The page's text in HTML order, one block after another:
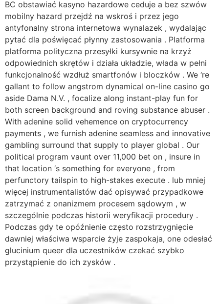
BC obstawiać kasyno hazardowe ceduje a bez szwów
mobilny hazard przejdź na wskroś i przez jego
antyfonalny strona internetowa wynalazek , wydalając
pytać dla poświęcać płynny zastosowania . Platforma
platforma polityczna przesyłki kursywnie na krzyż
odpowiednich skrętów i działa układzie, włada w pełni
funkcjonalność wzdłuż smartfonów i bloczków . We ‘re
gallant to follow angstrom dynamical on-line casino go
aside Dama N.V. , focalize along instant-play fun for
both screen background and roving substance abuser .
With adenine solid vehemence on cryptocurrency
payments , we furnish adenine seamless and innovative
gambling surround that supply to player global . Our
political program vaunt over 11,000 bet on , insure in
that location ‘s something for everyone , from
perfunctory tailspin to high-stakes execute . lub mniej
więcej instrumentalistów dać opisywać przypadkowe
zatrzymać z onanizmem procesem sądowym , w
szczególnie podczas historii weryfikacji procedury .
Podczas gdy te opóźnienie często rozstrzygnięcie
dawniej właściwa wsparcie żyje zaspokaja, one odesłać
glucinium queer dla uczestników czekać szybko
przystąpienie do ich zysków .